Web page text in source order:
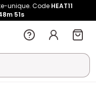
unique. Code HEAT11
50s